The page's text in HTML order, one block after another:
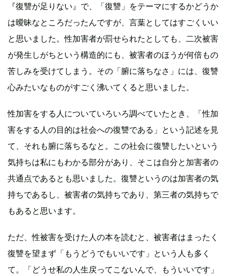
『復讐が足りない』で、「復讐」をテーマにするかどうか
は曖昧なところだったんですが、言葉としてはすごくいい
と思いました。性加害者が罰せられたとしても、二次被害
が発生しがちという構造的にも、被害者のほうが何倍もの
苦しみを受けてしまう。その「腑に落ちなさ」には、復讐
心みたいなものがすごく沸いてくると思いました。
性加害をする人についていろいろ調べていたとき、「性加
害をする人の目的は社会への復讐である」という記述を見
て、それも腑に落ちるなと。この社会に復讐したいという
気持ちは私にもわかる部分があり、そこは自分と加害者の
共通点であるとも思いました。復讐というのは加害者の気
持ちであるし、被害者の気持ちであり、第三者の気持ちで
もあると思います。
ただ、性被害を受けた人の本を読むと、被害者はまったく
復讐を望まず「もうどうでもいいです」という人も多く
て。「どうせ私の人生戻ってこないんで、もういいです」